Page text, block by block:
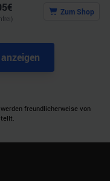
€ Zum Shop
freundlicherweise von